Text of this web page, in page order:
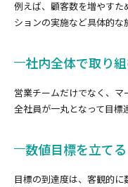
例えば、顧客数を増やす
ションの実施など具体的な
社内全体で取り
営業チームだけでなく、
全社員が一丸となって目標
数値目標を立てる
目標の到達度は、客観的